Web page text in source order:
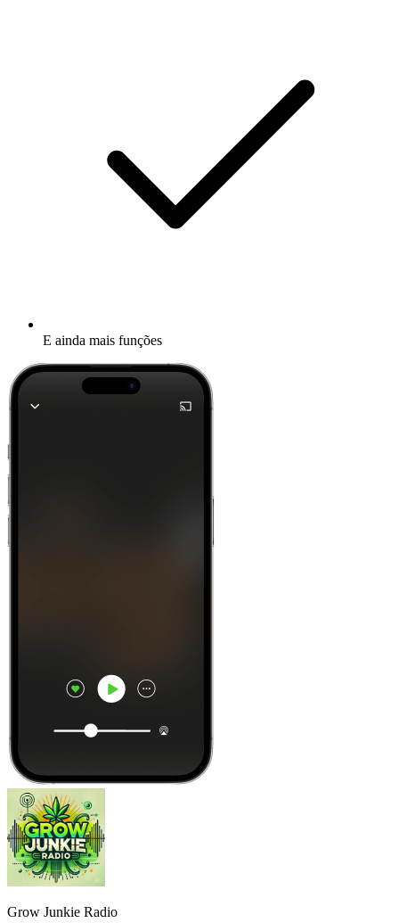
E ainda mais funções
Grow Junkie Radio